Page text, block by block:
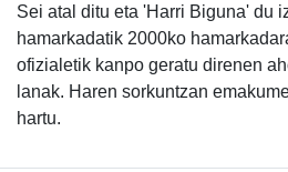
Sei atal ditu eta 'Harri Biguna' du
hamarkadatik 2000ko
ofizialetik kanpo geratu direnen
lanak. Haren sorkuntzan
hartu.